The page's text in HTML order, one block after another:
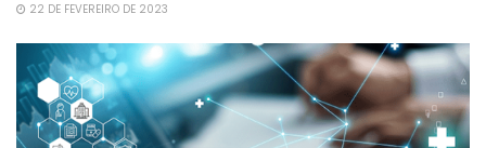
22 DE FEVEREIRO DE 2023